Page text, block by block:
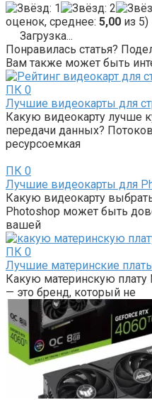
оценок, среднее: 5,00 из 5)
Загрузка...
Понравилась статья?
Вам также может быть
ПК 0
Лучшие видеокарты для
Какую видеокарту лучше
передачи данных?
ресурсоемкая
ПК 0
Лучшие видеокарты для
Какую видеокарту
Photoshop может быть
вашей
ПК 0
Лучшие материнские
Какую материнскую плату
— это бренд, который не